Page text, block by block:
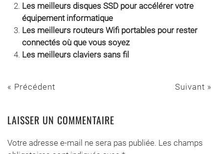
Les meilleurs disques SSD pour accélérer votre
équipement informatique
Les meilleurs routeurs Wifi portables pour rester
connectés où que vous soyez
Les meilleurs claviers sans fil
« Précédent Suivant »
LAISSER UN COMMENTAIRE
Votre adresse e-mail ne sera pas publiée. Les champs